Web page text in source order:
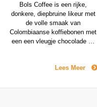
Bols Coffee is een rijke,
donkere, diepbruine likeur met
de volle smaak van
Colombiaanse koffiebonen met
een een vleugje chocolade en
koffielikeuren daarnaast heeft
of zelfs bittere koffiesmaak,
Lees Meer